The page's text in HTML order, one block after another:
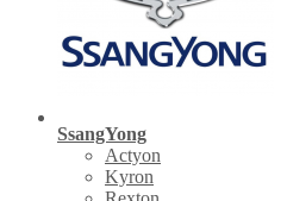
SsangYong
Actyon
Kyron